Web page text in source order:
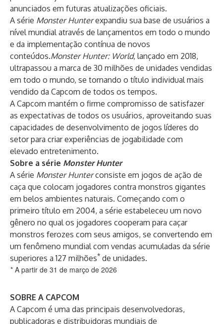
anunciados em futuras atualizações oficiais.
A série Monster Hunterexpandiu sua base de usuários a
nível mundial através de lançamentos em todo o mundo
e da implementação contínua de novos
conteúdos.Monster Hunter: World, lançado em 2018,
ultrapassou a marca de 30 milhões de unidades vendidas
em todo o mundo, se tornando o título individual mais
vendido da Capcom de todos os tempos.
A Capcom mantém o firme compromisso de satisfazer
as expectativas de todos os usuários, aproveitando suas
capacidades de desenvolvimento de jogos líderes do
setor para criar experiências de jogabilidade com
elevado entretenimento.
Sobre a série Monster Hunter
A série Monster Hunterconsiste em jogos de ação de
caça que colocam jogadores contra monstros gigantes
em belos ambientes naturais. Começando com o
primeiro título em 2004, a série estabeleceu um novo
gênero no qual os jogadores cooperam para caçar
monstros ferozes com seus amigos, se convertendo em
um fenômeno mundial com vendas acumuladas da série
superiores a 127 milhões* de unidades.
* A partir de 31 de março de 2026
SOBRE A CAPCOM
A Capcom é uma das principais desenvolvedoras,
publicadoras e distribuidoras mundiais de